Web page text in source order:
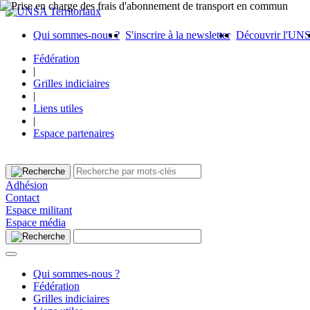
Qui sommes-nous ? S'inscrire à la newsletter Découvrir
Fédération
|
Grilles indiciaires
|
Liens utiles
|
Espace partenaires
Adhésion
Contact
Espace militant
Espace média
Qui sommes-nous ?
Fédération
Grilles indiciaires